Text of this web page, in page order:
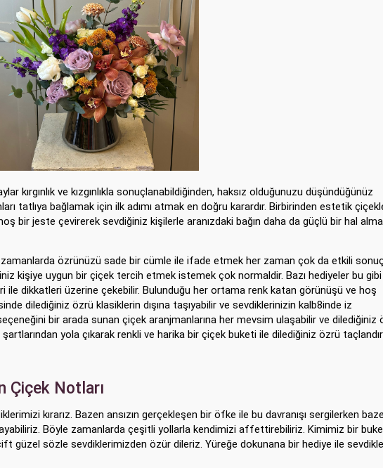
kırgınlık ve kızgınlıkla sonuçlanabildiğinden, haksız olduğunuzu düşündüğünüz
tatlıya bağlamak için ilk adımı atmak en doğru karardır. Birbirinden estetik
bir jeste çevirerek sevdiğiniz kişilerle aranızdaki bağın daha da güçlü bir hal
zamanlarda özrünüzü sade bir cümle ile ifade etmek her zaman çok da etkili sonuç
kişiye uygun bir çiçek tercih etmek istemek çok normaldir. Bazı hediyeler bu gibi
dikkatleri üzerine çekebilir. Bulunduğu her ortama renk katan görünüşü ve hoş
dilediğiniz özrü klasiklerin dışına taşıyabilir ve sevdiklerinizin kalb8inde iz
bir arada sunan çiçek aranjmanlarına her mevsim ulaşabilir ve dilediğiniz
yola çıkarak renkli ve harika bir çiçek buketi ile dilediğiniz özrü
Çiçek Notları
kırarız. Bazen ansızın gerçekleşen bir öfke ile bu davranışı sergilerken
Böyle zamanlarda çeşitli yollarla kendimizi affettirebiliriz. Kimimiz bir
güzel sözle sevdiklerimizden özür dileriz. Yüreğe dokunana bir hediye ile